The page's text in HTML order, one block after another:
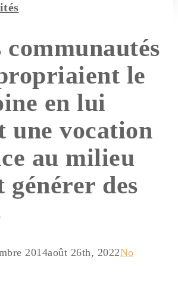
communautés
le
en lui
une vocation
au milieu
générer des
2014août 26th, 2022No